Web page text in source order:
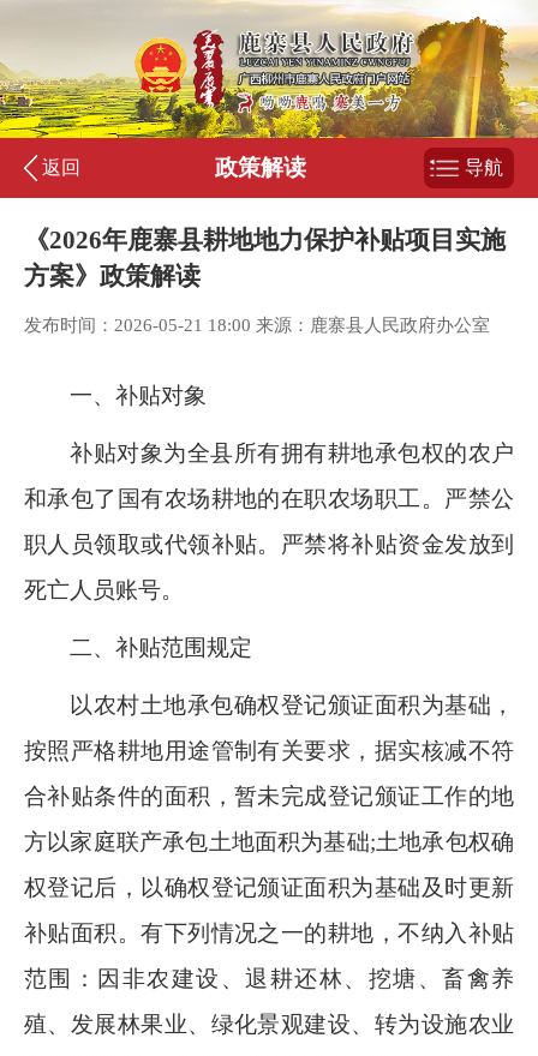
返回 政策解读 导航
《2026年鹿寨县耕地地力保护补贴项目实施
方案》政策解读
发布时间：2026-05-21 18:00 来源：鹿寨县人民政府办公室
一、补贴对象
补贴对象为全县所有拥有耕地承包权的农户
和承包了国有农场耕地的在职农场职工。严禁公
职人员领取或代领补贴。严禁将补贴资金发放到
死亡人员账号。
二、补贴范围规定
以农村土地承包确权登记颁证面积为基础，
按照严格耕地用途管制有关要求，据实核减不符
合补贴条件的面积，暂未完成登记颁证工作的地
方以家庭联产承包土地面积为基础;土地承包权确
权登记后，以确权登记颁证面积为基础及时更新
补贴面积。有下列情况之一的耕地，不纳入补贴
范围
： 因非农建设、退耕还林、挖塘、畜禽养
殖、发展林果业、绿化景观建设、转为设施农业